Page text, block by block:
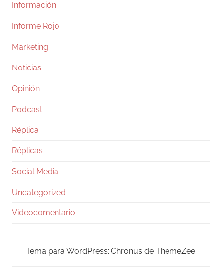
Información
Informe Rojo
Marketing
Noticias
Opinión
Podcast
Réplica
Réplicas
Social Media
Uncategorized
Videocomentario
Tema para WordPress: Chronus de ThemeZee.